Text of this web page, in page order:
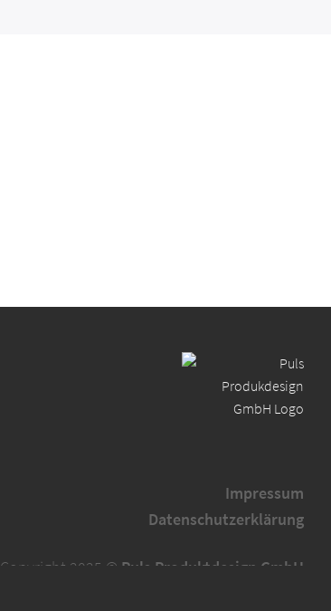
Impressum
Datenschutzerklärung
Copyright 2025 © Puls Produktdesign GmbH